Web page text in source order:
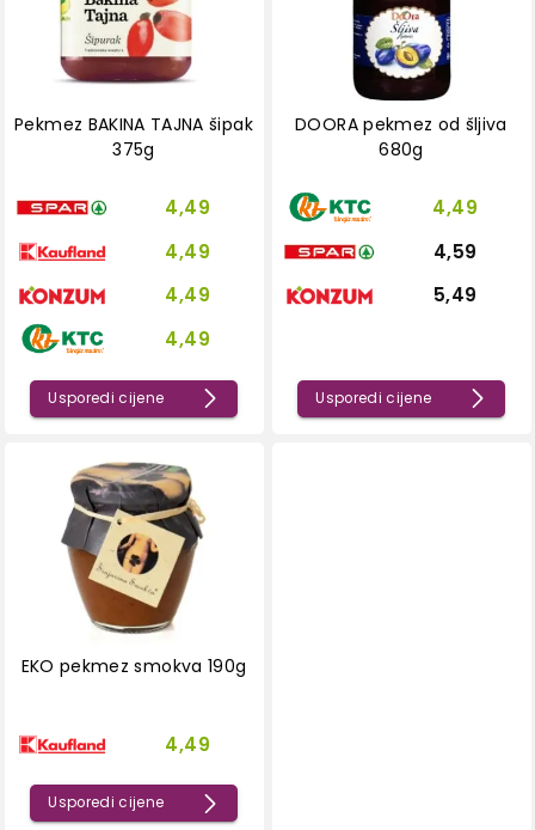
Pekmez BAKINA TAJNA šipak
375g
4,49
4,49
4,49
4,49
Usporedi cijene
DOORA pekmez od šljiva
680g
4,49
4,59
5,49
Usporedi cijene
EKO pekmez smokva 190g
4,49
Usporedi cijene